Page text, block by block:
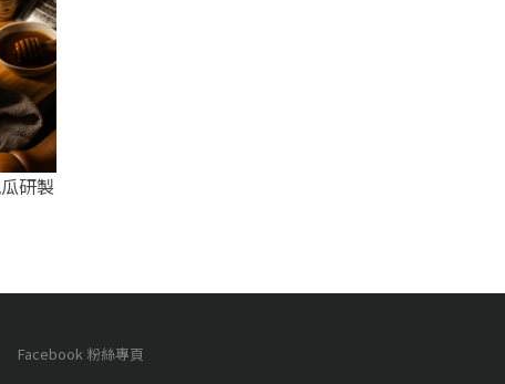
研製
Facebook 粉絲專頁